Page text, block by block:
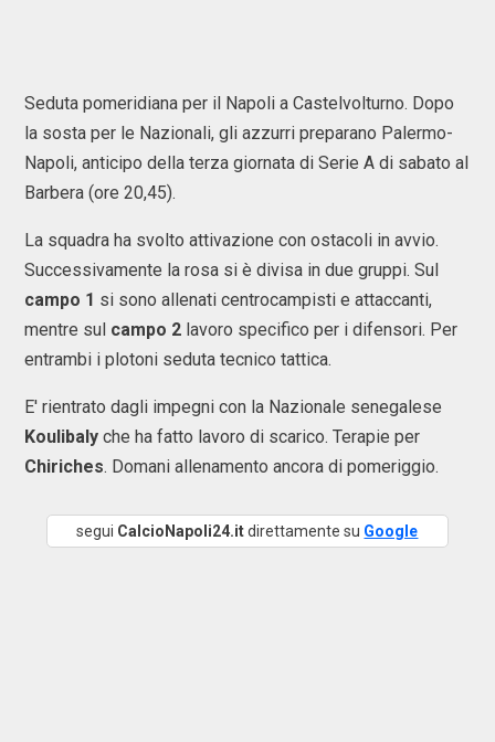
Seduta pomeridiana per il Napoli a Castelvolturno. Dopo
la sosta per le Nazionali, gli azzurri preparano Palermo-
Napoli, anticipo della terza giornata di Serie A di sabato al
Barbera (ore 20,45).
La squadra ha svolto attivazione con ostacoli in avvio.
Successivamente la rosa si è divisa in due gruppi. Sul
campo 1 si sono allenati centrocampisti e attaccanti,
mentre sul campo 2 lavoro specifico per i difensori. Per
entrambi i plotoni seduta tecnico tattica.
E' rientrato dagli impegni con la Nazionale senegalese
Koulibaly che ha fatto lavoro di scarico. Terapie per
Chiriches. Domani allenamento ancora di pomeriggio.
segui CalcioNapoli24.itdirettamente su Google